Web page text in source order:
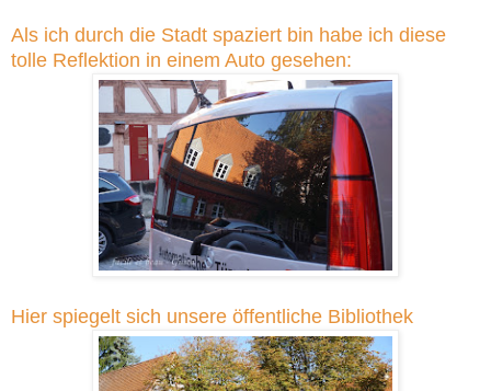
Als ich durch die Stadt spaziert bin habe ich diese
tolle Reflektion in einem Auto gesehen:
Hier spiegelt sich unsere öffentliche Bibliothek